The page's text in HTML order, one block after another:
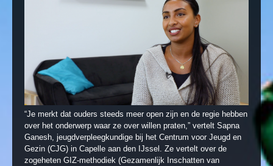
“Je merkt dat ouders steeds meer open zijn en de regie hebben
over het onderwerp waar ze over willen praten,” vertelt Sapna
Ganesh, jeugdverpleegkundige bij het Centrum voor Jeugd en
Gezin (CJG) in Capelle aan den IJssel. Ze vertelt over de
zogeheten GIZ-methodiek (Gezamenlijk Inschatten van